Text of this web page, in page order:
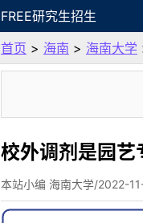
FREE研究生招生
首页 > 海南 > 海南大学
校外调剂是园
本站小编 海南大学/2022-